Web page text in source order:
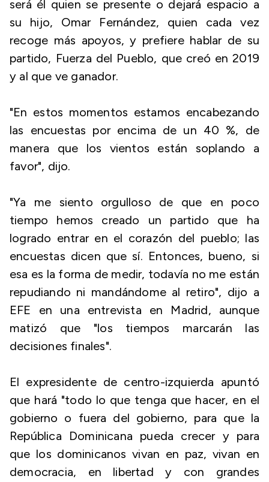
será él quien se presente o dejará espacio a
su hijo, Omar Fernández, quien cada vez
recoge más apoyos, y prefiere hablar de su
partido, Fuerza del Pueblo, que creó en 2019
y al que ve ganador.
"En estos momentos estamos encabezando
las encuestas por encima de un 40 %, de
manera que los vientos están soplando a
favor", dijo.
"Ya me siento orgulloso de que en poco
tiempo hemos creado un partido que ha
logrado entrar en el corazón del pueblo; las
encuestas dicen que sí. Entonces, bueno, si
esa es la forma de medir, todavía no me están
repudiando ni mandándome al retiro", dijo a
EFE en una entrevista en Madrid, aunque
matizó que "los tiempos marcarán las
decisiones finales".
El expresidente de centro-izquierda apuntó
que hará "todo lo que tenga que hacer, en el
gobierno o fuera del gobierno, para que la
República Dominicana pueda crecer y para
que los dominicanos vivan en paz, vivan en
democracia, en libertad y con grandes